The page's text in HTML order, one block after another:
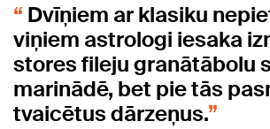
Dvīņiem ar klasiku
viņiem astrologi iesaka
stores fileju granātābolu
marinādē, bet pie tās
tvaicētus dārzeņus.